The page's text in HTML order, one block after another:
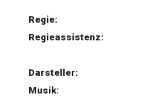
Regie:
Regieassistenz:
Darsteller:
Musik: